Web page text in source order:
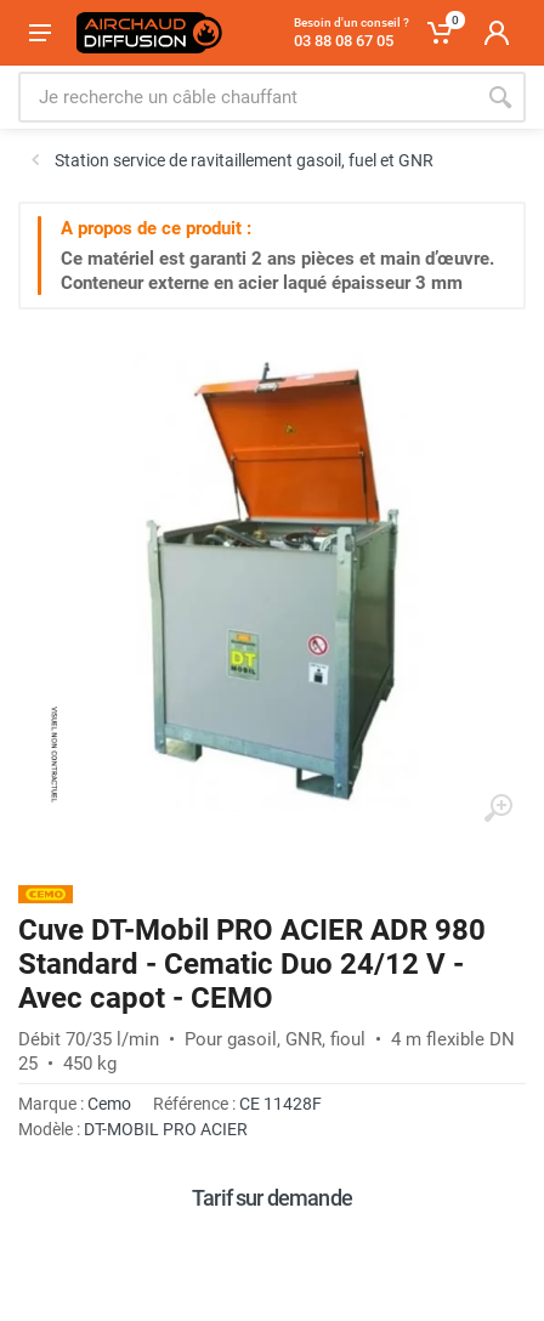
Besoin d'un conseil ?
03 88 08 67 05
0
Station service de ravitaillement gasoil, fuel et GNR
A propos de ce produit :
Ce matériel est garanti 2 ans pièces et main d’œuvre.
Conteneur externe en acier laqué épaisseur 3 mm
Cuve DT-Mobil PRO ACIER ADR 980
Standard - Cematic Duo 24/12 V -
Avec capot - CEMO
Débit 70/35 l/min • Pour gasoil, GNR, fioul • 4 m flexible DN
25 • 450 kg
Marque :Cemo Référence :CE 11428F
Modèle : DT-MOBIL PRO ACIER
Tarif sur demande